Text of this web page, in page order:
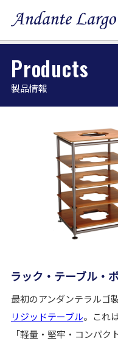
Products
製品情報
ラック・テーブル・
最初のアンダンテラルゴ
リジッドテーブル。これ
「軽量・堅牢・コンパ